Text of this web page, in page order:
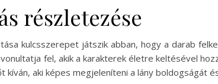
részletezése
kulcsszerepet játszik abban, hogy a darab
fel, akik a karakterek életre keltésével
kíván, aki képes megjeleníteni a lány boldogságát